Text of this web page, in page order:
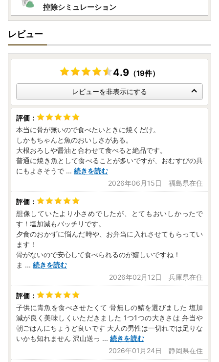
控除シミュレーション
レビュー
4.9 （19件）
レビューを非表示にする
本当に骨が無いので食べたいときに焼くだけ。
しかもちゃんと魚のおいしさがある。
大根おろしや醤油と合わせて食べると絶品です。
普通に焼き魚として食べることが多いですが、おむすびの具
にもよさそうで ... 続きを読む
2026年06月15日 福島県在住
想像していたより小さめでしたが、とてもおいしかったで
す！塩加減もバッチリです。
夕食のおかずに悩んだ時や、お弁当に入れさせてもらってい
ます！
骨がないので安心して食べられるのが嬉しいですね！
ま ... 続きを読む
2026年02月12日 兵庫県在住
子供に青魚を食べさせたくて 骨無しの鯖を選びました 塩加
減が良く美味しくいただきました 1つ1つの大きさは 弁当や
朝ごはんにちょうど良いです 大人の男性は一切れでは足りな
いかも知れません 沢山送っ ... 続きを読む
2026年01月24日 静岡県在住